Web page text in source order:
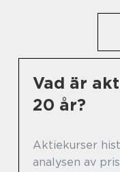
Vad är
20 år?
Aktiekurser
analysen av